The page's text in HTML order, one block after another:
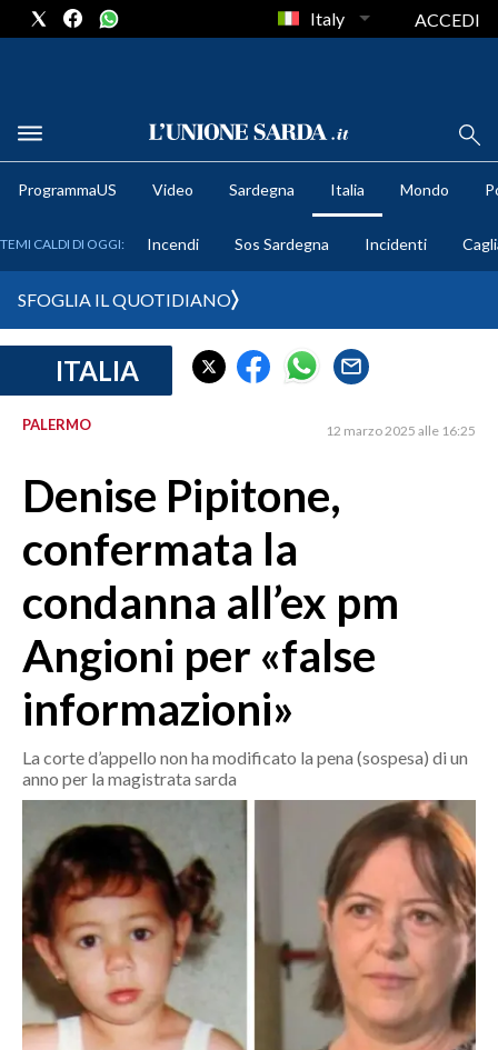
METEO
CRONACA SARDEGNA
MEDIO CAMPIDANO
ORISTANO E PROVINCIA
GALLURA
NUORO E PROVINCIA
OGLIASTRA
AGENDA
CRONACA
ITALIA
MONDO
POLITICA
ECONOMIA
SERVIZI ALLE IMPRESE
LAVORO
Italy ACCEDI
ProgrammaUS Video Sardegna Italia Mondo
TEMI CALDI DI OGGI: Incendi Sos Sardegna Incidenti
SFOGLIA IL QUOTIDIANO
ITALIA
PALERMO 12 marzo 2025 alle 16:25
Denise Pipitone,
confermata la
condanna all’ex pm
Angioni per «false
informazioni»
La corte d’appello non ha modificato la pena (sospesa) di un
anno per la magistrata sarda